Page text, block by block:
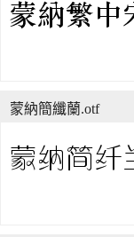
蒙納簡纖蘭.otf